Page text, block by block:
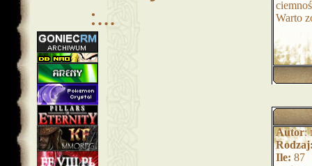
:...
Warto
Autor:
Ile: 87